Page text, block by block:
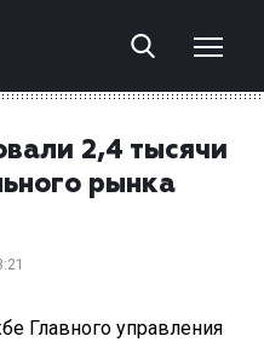
2,4 тысячи
рынка
Главного управления